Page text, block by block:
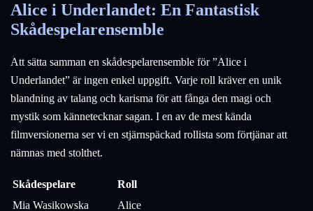
Alice i Underlandet: En Fantastisk
Skådespelarensemble
Att sätta samman en skådespelarensemble för ”Alice i
Underlandet” är ingen enkel uppgift. Varje roll kräver en unik
blandning av talang och karisma för att fånga den magi och
mystik som kännetecknar sagan. I en av de mest kända
filmversionerna ser vi en stjärnspäckad rollista som förtjänar att
nämnas med stolthet.
Skådespelare
Roll
Mia Wasikowska
Alice